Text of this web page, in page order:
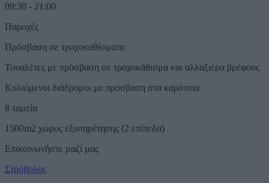
09:30 - 21:00
Παροχές
Πρόσβαση σε τροχοκαθίσματα
Τουαλέτες με πρόσβαση σε τροχοκάθισμα και αλλαξιέρα βρέφους
Κυλιόμενοι διάδρομοι με πρόσβαση στα καρότσια
8 ταμεία
1500m2 χώρος εξυπηρέτησης (2 επίπεδα)
Επικοινωνήστε μαζί μας
Στρόβολος